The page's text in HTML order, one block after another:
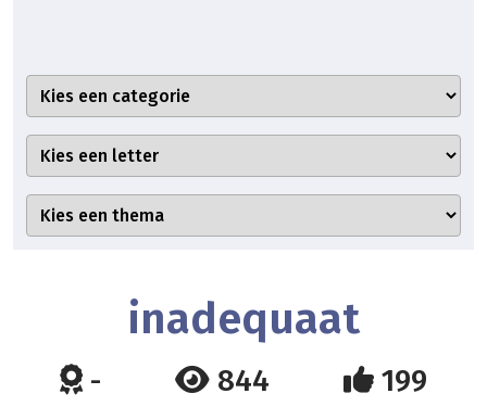
inadequaat
- 844 199